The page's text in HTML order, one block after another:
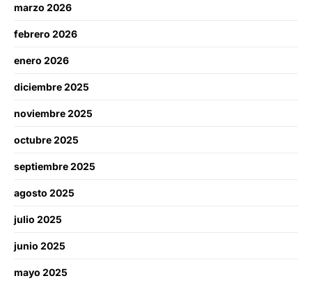
marzo 2026
febrero 2026
enero 2026
diciembre 2025
noviembre 2025
octubre 2025
septiembre 2025
agosto 2025
julio 2025
junio 2025
mayo 2025